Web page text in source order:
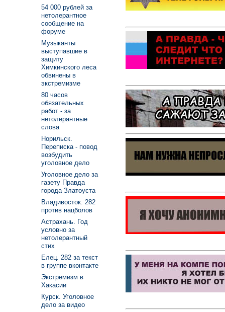
54 000 рублей за
нетолерантное
сообщение на
форуме
Музыканты
выступавшие в
защиту
Химкинского леса
обвинены в
экстремизме
80 часов
обязательных
работ - за
нетолерантные
слова
Норильск.
Переписка - повод
возбудить
уголовное дело
Уголовное дело за
газету Правда
города Златоуста
Владивосток. 282
против нацболов
Астрахань. Год
условно за
нетолерантный
стих
Елец. 282 за текст
в группе вконтакте
Экстремизм в
Хакасии
Курск. Уголовное
дело за видео